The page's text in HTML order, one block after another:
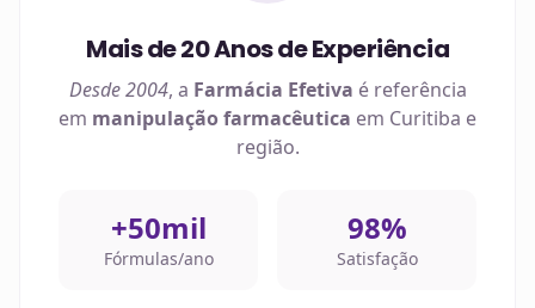
Mais de 20 Anos de Experiência
Desde 2004, a Farmácia Efetiva é referência
em manipulação farmacêutica em Curitiba e
região.
+50mil
Fórmulas/ano
98%
Satisfação